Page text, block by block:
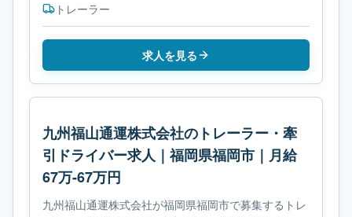
トレーラー
求人を見る
九州福山通運株式会社のトレーラー・牽
引ドライバー求人｜福岡県福岡市｜月給
67万-67万円
九州福山通運株式会社が福岡県福岡市で募集するトレ